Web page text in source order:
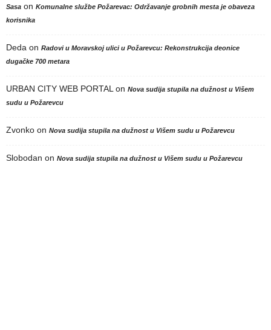
Sasa on Komunalne službe Požarevac: Održavanje grobnih mesta je obaveza
korisnika
Deda on Radovi u Moravskoj ulici u Požarevcu: Rekonstrukcija deonice
dugačke 700 metara
URBAN CITY WEB PORTAL on Nova sudija stupila na dužnost u Višem
sudu u Požarevcu
Zvonko on Nova sudija stupila na dužnost u Višem sudu u Požarevcu
Slobodan on Nova sudija stupila na dužnost u Višem sudu u Požarevcu